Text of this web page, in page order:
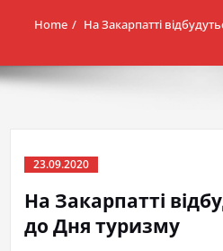
Home На Закарпатті
23.09.2020
На Закарпатті
до Дня туризму